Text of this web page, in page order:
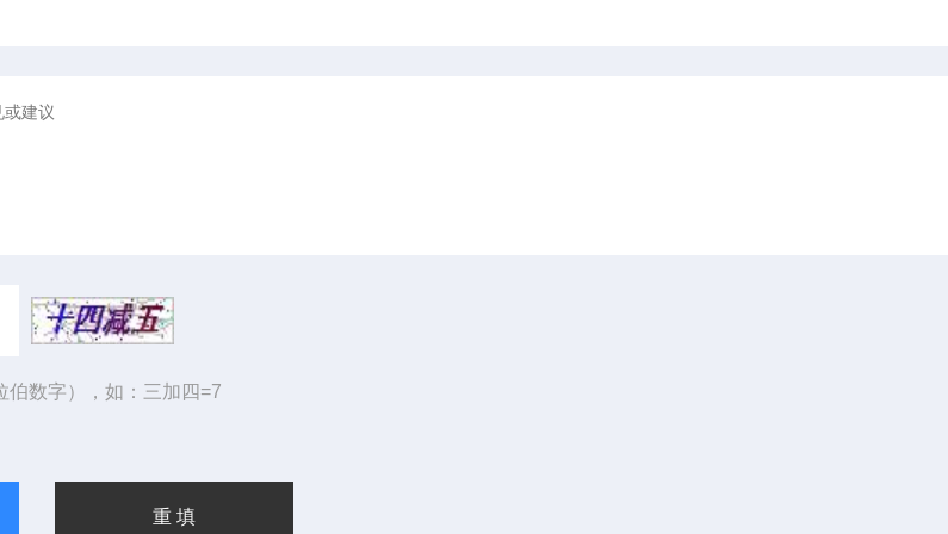
伯数字），如：三加四=7